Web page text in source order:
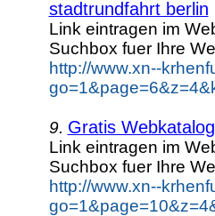
stadtrundfahrt berlin
Link eintragen im
Suchbox fuer Ihre
http://www.xn--
9. Gratis
Link eintragen im
Suchbox fuer Ihre
http://www.xn--